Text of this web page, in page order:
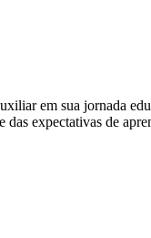
em sua jornada
das expectativas de